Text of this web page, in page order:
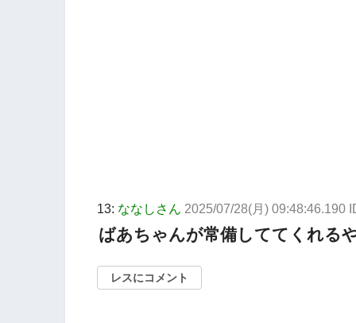
13: ななしさん 2025/07/28(月) 09:48:46.190
ばあちゃんが常備しててくれる
レスにコメント